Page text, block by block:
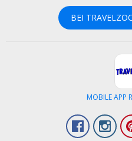
BEI
MOBILE APP